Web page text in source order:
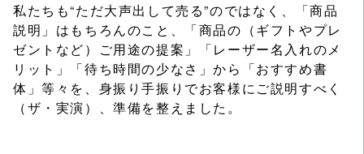
私たちも“ただ大声出して売る”のではなく、「商品
説明」はもちろんのこと、「商品の（ギフトやプレ
ゼントなど）ご用途の提案」「レーザー名入れのメ
リット」「待ち時間の少なさ」から「おすすめ書
体」等々を、身振り手振りでお客様にご説明すべく
（ザ・実演）、準備を整えました。